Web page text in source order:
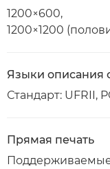
1200×600,
1200×1200
Языки описания
Стандарт: UFRII,
Прямая печать
Поддерживаемые